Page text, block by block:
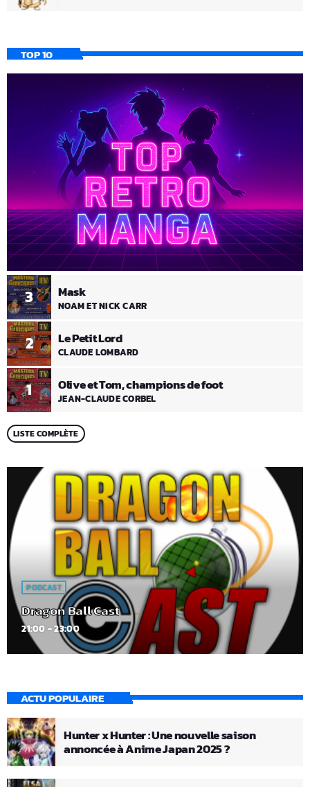
TOP 10
1 Olive et Tom, champions de foot
JEAN-CLAUDE CORBEL
2 Le Petit Lord
CLAUDE LOMBARD
3 Mask
NOAM ET NICK CARR
LISTE COMPLÈTE
PODCAST
Dragon Ball Cast
21:00 - 23:00
ACTU POPULAIRE
Hunter x Hunter : Une nouvelle saison
annoncée à Anime Japan 2025 ?